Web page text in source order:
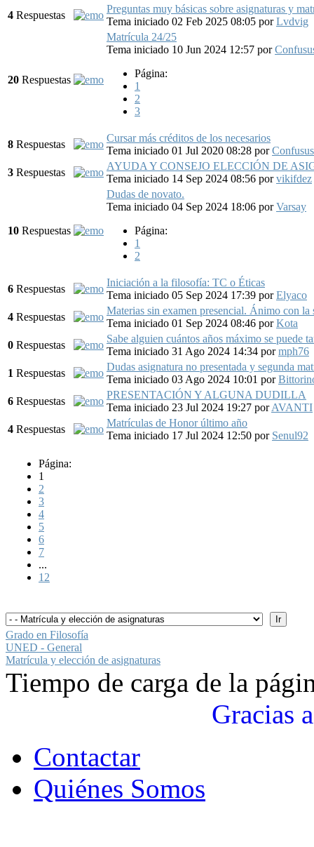
4 Respuestas
Preguntas muy básicas sobre asignaturas y
Tema iniciado 02 Feb 2025 08:05 porLvdvig
20 Respuestas
Matrícula 24/25
Tema iniciado 10 Jun 2024 12:57 por
Página:
1
2
3
8 Respuestas
Cursar más créditos de los necesarios
Tema iniciado 01 Jul 2020 08:28 porConfusus
3 Respuestas
AYUDA Y CONSEJO ELECCIÓN DE
Tema iniciado 14 Sep 2024 08:56 porvikifdez
10 Respuestas
Dudas de novato.
Tema iniciado 04 Sep 2024 18:06 porVarsay
Página:
1
2
6 Respuestas
Iniciación a la filosofía: TC o Éticas
Tema iniciado 05 Sep 2024 17:39 porElyaco
4 Respuestas
Materias sin examen presencial. Ánimo con la
Tema iniciado 01 Sep 2024 08:46 porKota
0 Respuestas
Sabe alguien cuántos años máximo se puede
Tema iniciado 31 Ago 2024 14:34 pormph76
1 Respuestas
Dudas asignatura no presentada y segunda
Tema iniciado 03 Ago 2024 10:01 por
6 Respuestas
PRESENTACIÓN Y ALGUNA DUDILLA
Tema iniciado 23 Jul 2024 19:27 porAVANTI
4 Respuestas
Matrículas de Honor último año
Tema iniciado 17 Jul 2024 12:50 por Senul92
Página:
1
2
3
4
5
6
7
...
12
Grado en Filosofía
UNED - General
Matrícula y elección de asignaturas
Tiempo de carga de la
Gracias a
Contactar
Quiénes Somos